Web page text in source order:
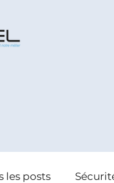
les posts